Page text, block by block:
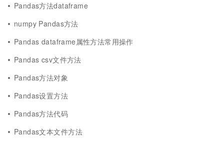
Pandas方法dataframe
numpy Pandas方法
Pandas dataframe属性方法常用操作
Pandas csv文件方法
Pandas方法对象
Pandas设置方法
Pandas方法代码
Pandas文本文件方法